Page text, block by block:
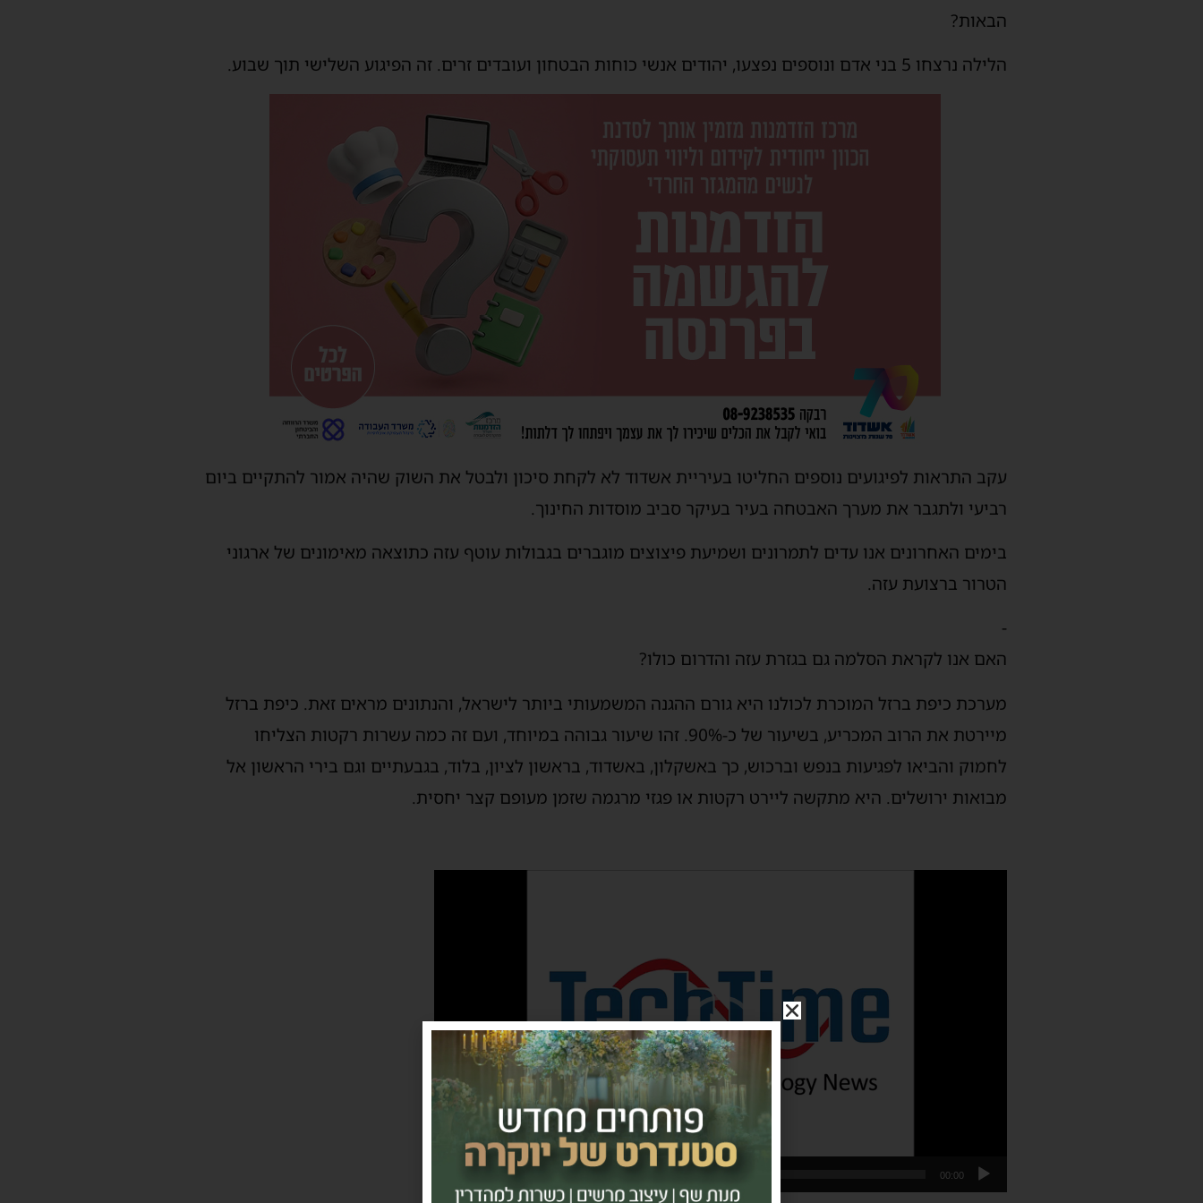
הבאות?
הלילה נרצחו 5 בני אדם ונוספים נפצעו, יהודים אנשי כוחות הבטחון ועובדים זרים. זה הפיגוע השלישי תוך שבוע.
עקב התראות לפיגועים נוספים החליטו בעיריית אשדוד לא לקחת סיכון ולבטל את השוק שהיה אמור להתקיים ביום
רביעי ולתגבר את מערך האבטחה בעיר בעיקר סביב מוסדות החינוך.
בימים האחרונים אנו עדים לתמרונים ושמיעת פיצוצים מוגברים בגבולות עוטף עזה כתוצאה מאימונים של ארגוני
הטרור ברצועת עזה.
-
האם אנו לקראת הסלמה גם בגזרת עזה והדרום כולו?
מערכת כיפת ברזל המוכרת לכולנו היא גורם ההגנה המשמעותי ביותר לישראל, והנתונים מראים זאת. כיפת ברזל
מיירטת את הרוב המכריע, בשיעור של כ-90%. זהו שיעור גבוהה במיוחד, ועם זה כמה עשרות רקטות הצליחו
לחמוק והביאו לפגיעות בנפש וברכוש, כך באשקלון, באשדוד, בראשון לציון, בלוד, בגבעתיים וגם בירי הראשון אל
מבואות ירושלים. היא מתקשה ליירט רקטות או פגזי מרגמה שזמן מעופם קצר יחסית.
00:00
03:16